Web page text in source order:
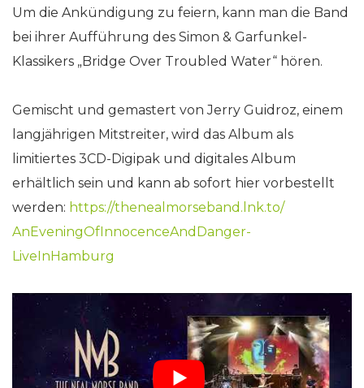
Um die Ankündigung zu feiern, kann man die Band
bei ihrer Aufführung des Simon & Garfunkel-
Klassikers „Bridge Over Troubled Water“ hören.
Gemischt und gemastert von Jerry Guidroz, einem
langjährigen Mitstreiter, wird das Album als
limitiertes 3CD-Digipak und digitales Album
erhältlich sein und kann ab sofort hier vorbestellt
werden: https://thenealmorseband.lnk.to/
AnEveningOfInnocenceAndDanger-
LiveInHamburg